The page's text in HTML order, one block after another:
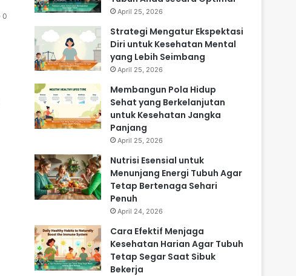
0 April 25, 2026
Strategi Mengatur Ekspektasi
Diri untuk Kesehatan Mental
yang Lebih Seimbang
April 25, 2026
Membangun Pola Hidup
Sehat yang Berkelanjutan
untuk Kesehatan Jangka
Panjang
April 25, 2026
Nutrisi Esensial untuk
Menunjang Energi Tubuh Agar
Tetap Bertenaga Sehari
Penuh
April 24, 2026
Cara Efektif Menjaga
Kesehatan Harian Agar Tubuh
Tetap Segar Saat Sibuk
Bekerja